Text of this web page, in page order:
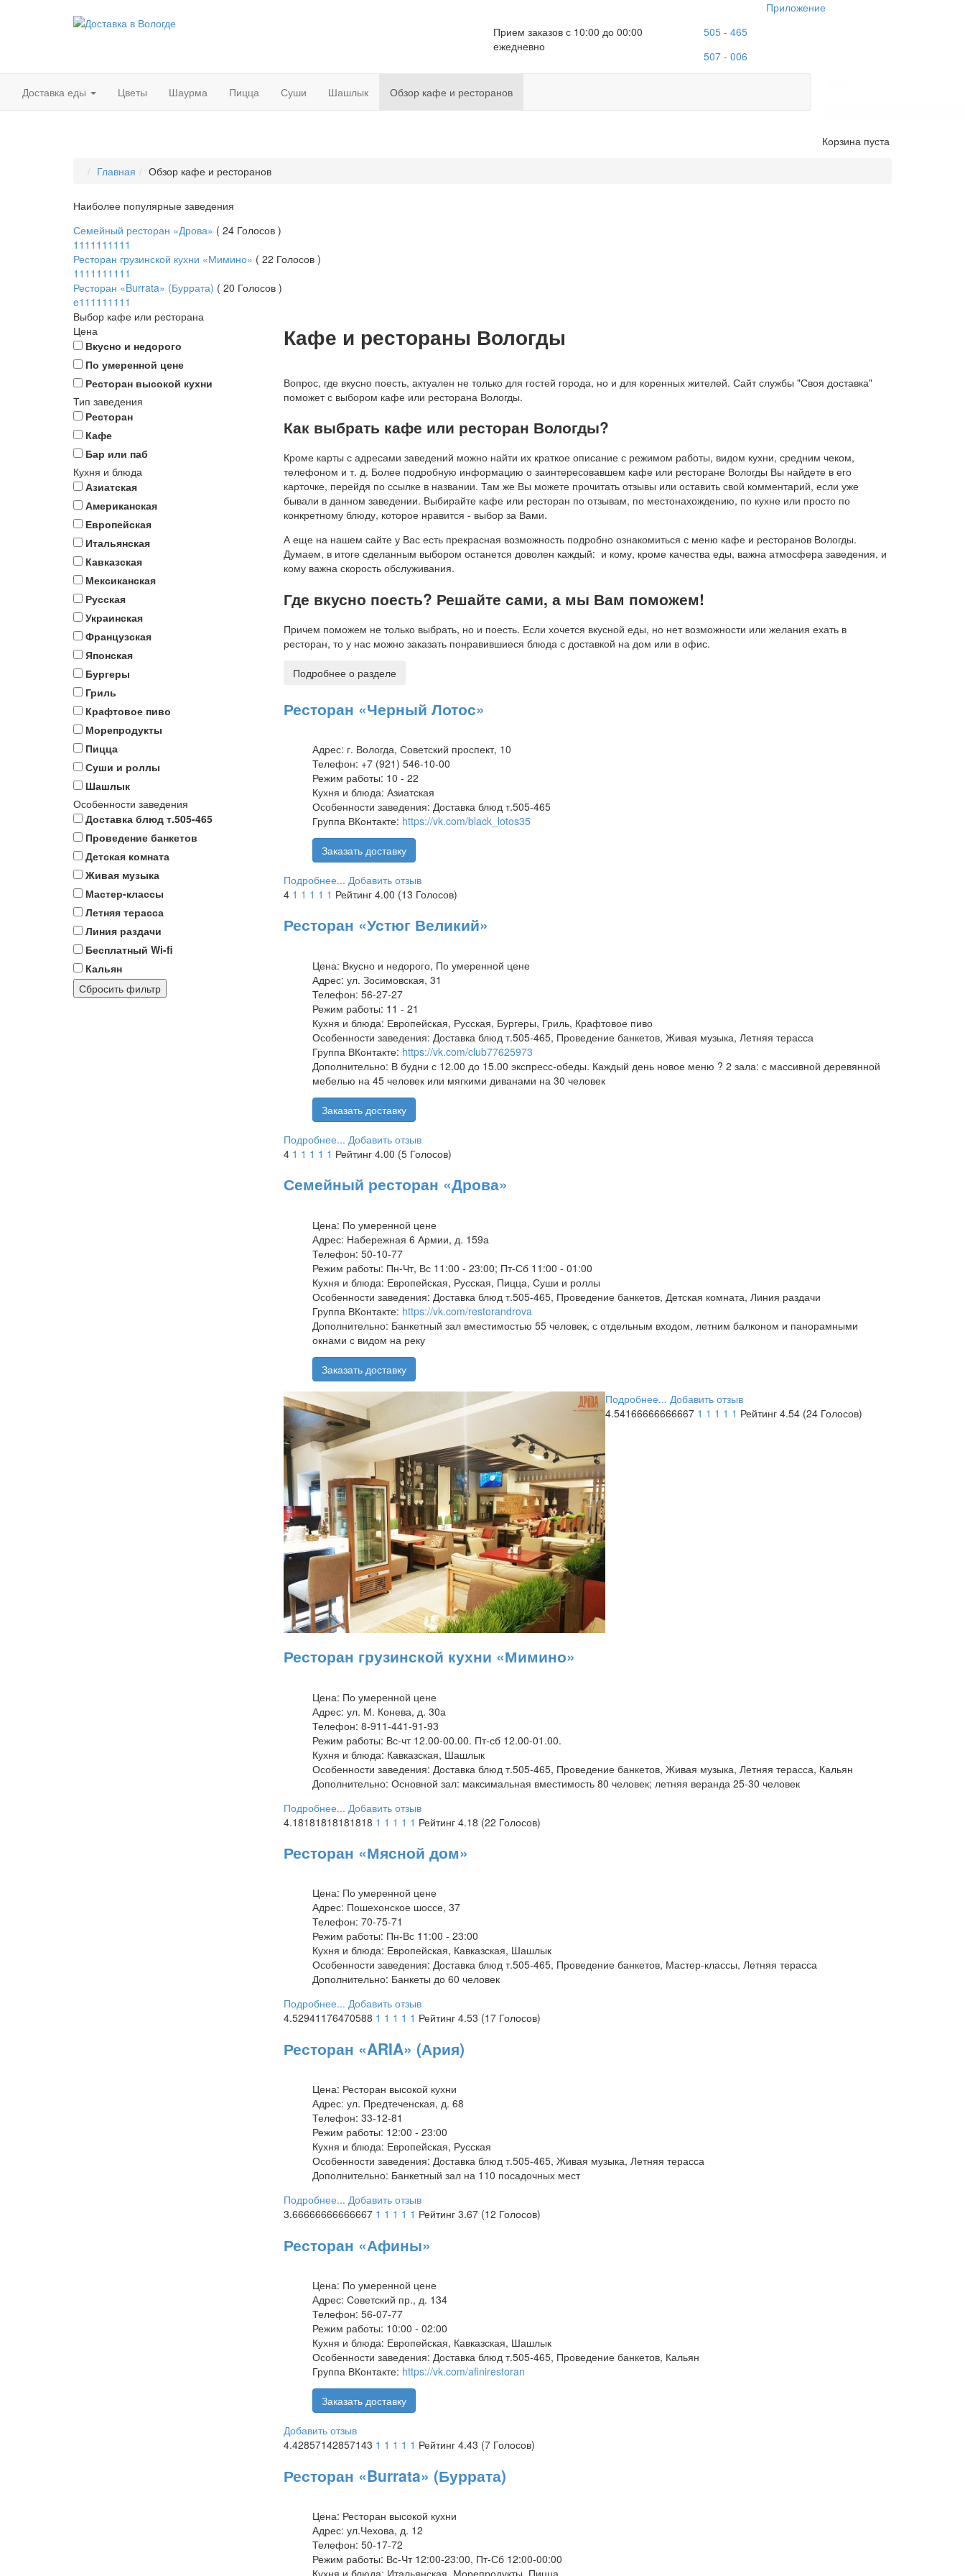
Приложение
Прием заказов с 10:00 до 00:00
ежедневно
505 - 465
507 - 006
Доставка еды Цветы Шаурма Пицца Суши Шашлык
Обзор кафе и ресторанов
Корзина пуста
Главная Обзор кафе и ресторанов
Наиболее популярные заведения
Семейный ресторан «Дрова» ( 24 Голосов )
1 1 1 1 1 1 1 1 1 1
Ресторан грузинской кухни «Мимино» ( 22 Голосов )
1 1 1 1 1 1 1 1 1 1
Ресторан «Burrata» (Буррата) ( 20 Голосов )
e1 1 1 1 1 1 1 1 1
Кафе и рестораны Вологды
Вопрос, где вкусно поесть, актуален не только для гостей города, но и для коренных жителей. Сайт службы "Своя доставка"
поможет с выбором кафе или ресторана Вологды.
Как выбрать кафе или ресторан Вологды?
Кроме карты с адресами заведений можно найти их краткое описание с режимом работы, видом кухни, средним чеком,
телефоном и т. д. Более подробную информацию о заинтересовавшем кафе или ресторане Вологды Вы найдете в его
карточке, перейдя по ссылке в названии. Там же Вы можете прочитать отзывы или оставить свой комментарий, если уже
бывали в данном заведении. Выбирайте кафе или ресторан по отзывам, по местонахождению, по кухне или просто по
конкретному блюду, которое нравится - выбор за Вами.
А еще на нашем сайте у Вас есть прекрасная возможность подробно ознакомиться с меню кафе и ресторанов Вологды.
Думаем, в итоге сделанным выбором останется доволен каждый: и кому, кроме качества еды, важна атмосфера заведения, и
кому важна скорость обслуживания.
Где вкусно поесть? Решайте сами, а мы Вам поможем!
Причем поможем не только выбрать, но и поесть. Если хочется вкусной еды, но нет возможности или желания ехать в
ресторан, то у нас можно заказать понравившиеся блюда с доставкой на дом или в офис.
Подробнее о разделе
Ресторан «Черный Лотос»
Адрес: г. Вологда, Советский проспект, 10
Телефон: +7 (921) 546-10-00
Режим работы: 10 - 22
Кухня и блюда: Азиатская
Особенности заведения: Доставка блюд т.505-465
Группа ВКонтакте: https://vk.com/black_lotos35
Заказать доставку
Подробнее... Добавить отзыв
4 1 1 1 1 1 Рейтинг 4.00 (13 Голосов)
Ресторан «Устюг Великий»
Цена: Вкусно и недорого, По умеренной цене
Адрес: ул. Зосимовская, 31
Телефон: 56-27-27
Режим работы: 11 - 21
Кухня и блюда: Европейская, Русская, Бургеры, Гриль, Крафтовое пиво
Особенности заведения: Доставка блюд т.505-465, Проведение банкетов, Живая музыка, Летняя терасса
Группа ВКонтакте: https://vk.com/club77625973
Дополнительно: В будни с 12.00 до 15.00 экспресс-обеды. Каждый день новое меню ? 2 зала: с массивной деревянной
мебелью на 45 человек или мягкими диванами на 30 человек
Заказать доставку
Подробнее... Добавить отзыв
4 1 1 1 1 1 Рейтинг 4.00 (5 Голосов)
Семейный ресторан «Дрова»
Цена: По умеренной цене
Адрес: Набережная 6 Армии, д. 159а
Телефон: 50-10-77
Режим работы: Пн-Чт, Вс 11:00 - 23:00; Пт-Сб 11:00 - 01:00
Кухня и блюда: Европейская, Русская, Пицца, Суши и роллы
Особенности заведения: Доставка блюд т.505-465, Проведение банкетов, Детская комната, Линия раздачи
Группа ВКонтакте: https://vk.com/restorandrova
Дополнительно: Банкетный зал вместимостью 55 человек, с отдельным входом, летним балконом и панорамными
окнами с видом на реку
Заказать доставку
Подробнее... Добавить отзыв
4.54166666666667 1 1 1 1 1 Рейтинг 4.54 (24 Голосов)
Ресторан грузинской кухни «Мимино»
Цена: По умеренной цене
Адрес: ул. М. Конева, д. 30а
Телефон: 8-911-441-91-93
Режим работы: Вс-чт 12.00-00.00. Пт-сб 12.00-01.00.
Кухня и блюда: Кавказская, Шашлык
Особенности заведения: Доставка блюд т.505-465, Проведение банкетов, Живая музыка, Летняя терасса, Кальян
Дополнительно: Основной зал: максимальная вместимость 80 человек; летняя веранда 25-30 человек
Подробнее... Добавить отзыв
4.18181818181818 1 1 1 1 1 Рейтинг 4.18 (22 Голосов)
Ресторан «Мясной дом»
Цена: По умеренной цене
Адрес: Пошехонское шоссе, 37
Телефон: 70-75-71
Режим работы: Пн-Вс 11:00 - 23:00
Кухня и блюда: Европейская, Кавказская, Шашлык
Особенности заведения: Доставка блюд т.505-465, Проведение банкетов, Мастер-классы, Летняя терасса
Дополнительно: Банкеты до 60 человек
Подробнее... Добавить отзыв
4.52941176470588 1 1 1 1 1 Рейтинг 4.53 (17 Голосов)
Ресторан «ARIA» (Ария)
Цена: Ресторан высокой кухни
Адрес: ул. Предтеченская, д. 68
Телефон: 33-12-81
Режим работы: 12:00 - 23:00
Кухня и блюда: Европейская, Русская
Особенности заведения: Доставка блюд т.505-465, Живая музыка, Летняя терасса
Дополнительно: Банкетный зал на 110 посадочных мест
Подробнее... Добавить отзыв
3.66666666666667 1 1 1 1 1 Рейтинг 3.67 (12 Голосов)
Ресторан «Афины»
Цена: По умеренной цене
Адрес: Советский пр., д. 134
Телефон: 56-07-77
Режим работы: 10:00 - 02:00
Кухня и блюда: Европейская, Кавказская, Шашлык
Особенности заведения: Доставка блюд т.505-465, Проведение банкетов, Кальян
Группа ВКонтакте: https://vk.com/afinirestoran
Заказать доставку
Добавить отзыв
4.42857142857143 1 1 1 1 1 Рейтинг 4.43 (7 Голосов)
Ресторан «Burrata» (Буррата)
Цена: Ресторан высокой кухни
Адрес: ул.Чехова, д. 12
Телефон: 50-17-72
Режим работы: Вс-Чт 12:00-23:00, Пт-Сб 12:00-00:00
Кухня и блюда: Итальянская, Морепродукты, Пицца
Выбор кафе или реcторана
Цена
Вкусно и недорого
По умеренной цене
Ресторан высокой кухни
Тип заведения
Ресторан
Кафе
Бар или паб
Кухня и блюда
Азиатская
Американская
Европейская
Итальянская
Кавказская
Мексиканская
Русская
Украинская
Французская
Японская
Бургеры
Гриль
Крафтовое пиво
Морепродукты
Пицца
Суши и роллы
Шашлык
Особенности заведения
Доставка блюд т.505-465
Проведение банкетов
Детская комната
Живая музыка
Мастер-классы
Летняя терасса
Линия раздачи
Бесплатный Wi-fi
Кальян
Сбросить фильтр